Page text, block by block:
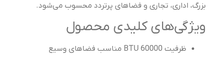
بزرگ، اداری، تجاری و فضاهای پرتردد محسوب می‌شود.
ویژگی‌های کلیدی محصول
ظرفیت 60000 BTU مناسب فضاهای وسیع